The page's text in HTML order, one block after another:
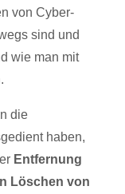
von Cyber-
sind und
wie man mit
die
haben,
Entfernung
Löschen von